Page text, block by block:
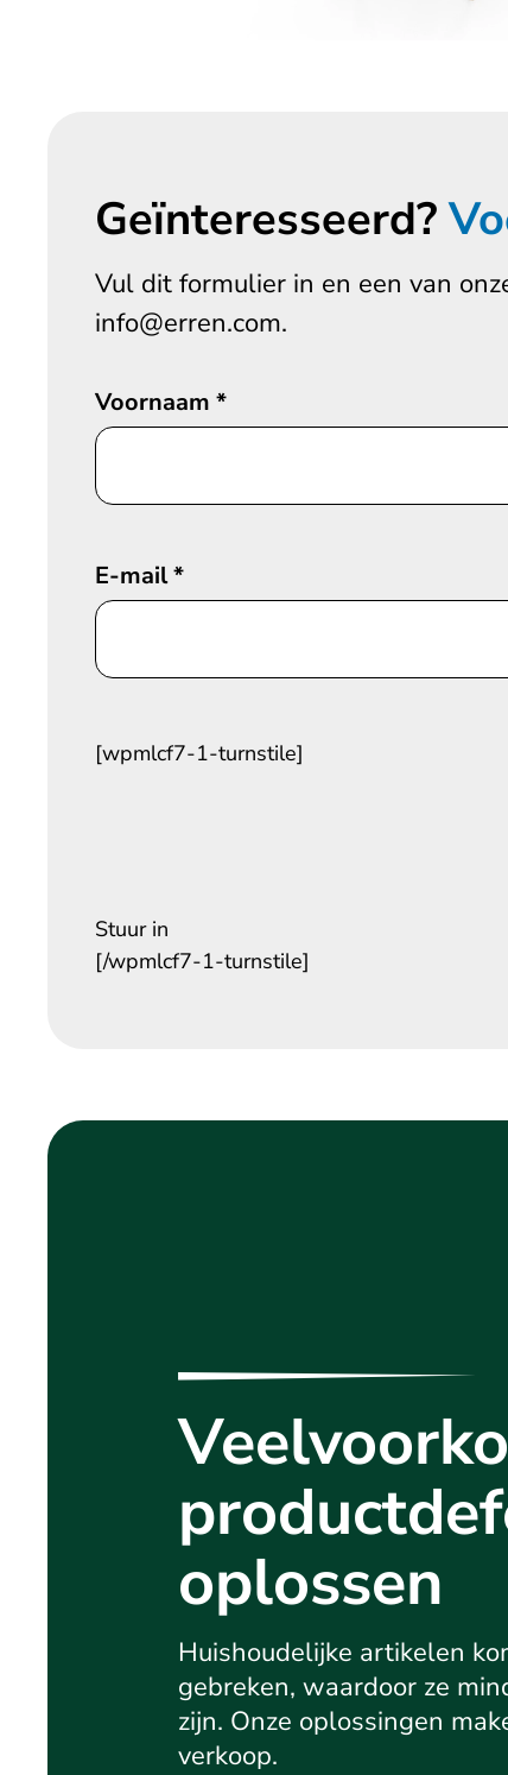
Geïnteresseerd?
Vul dit formulier in en een van
info@erren.com.
Voornaam *
E-mail*
[wpmlcf7-1-turnstile]
Stuur in
[/wpmlcf7-1-turnstile]
oplossen
Huishoudelijke artikelen
gebreken, waardoor ze
zijn. Onze oplossingen
verkoop.